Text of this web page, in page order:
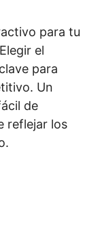
para tu
el
para
Un
de
reflejar los